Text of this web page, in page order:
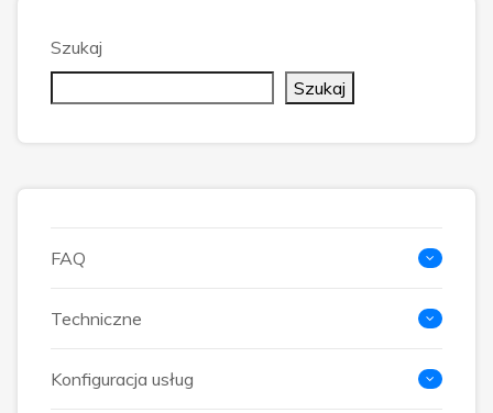
Szukaj
Szukaj
FAQ
Techniczne
Konfiguracja usług